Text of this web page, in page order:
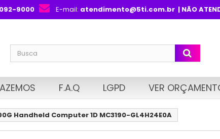
9000 E-mail: atendimento@5ti.com.br| NÃO
F.A.Q LGPD VER
Handheld Computer 1D MC3190-GL4H24E0A